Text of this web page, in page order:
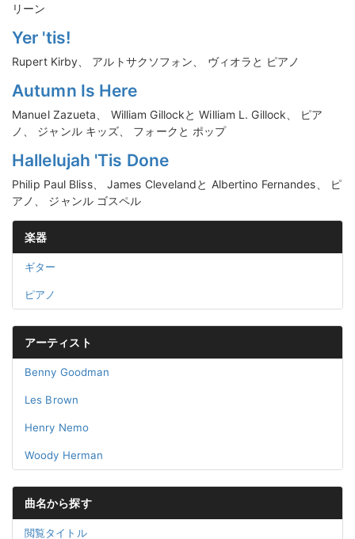
リーン
Yer 'tis!
Rupert Kirby、 アルトサクソフォン、 ヴィオラと ピアノ
Autumn Is Here
Manuel Zazueta、 William Gillockと William L. Gillock、 ピア
ノ、 ジャンル キッズ、 フォークと ポップ
Hallelujah 'Tis Done
Philip Paul Bliss、 James Clevelandと Albertino Fernandes、 ピ
アノ、 ジャンル ゴスペル
楽器
ギター
ピアノ
アーティスト
Benny Goodman
Les Brown
Henry Nemo
Woody Herman
曲名から探す
閲覧タイトル